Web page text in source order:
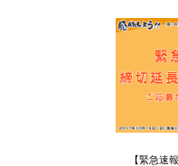
【緊急速